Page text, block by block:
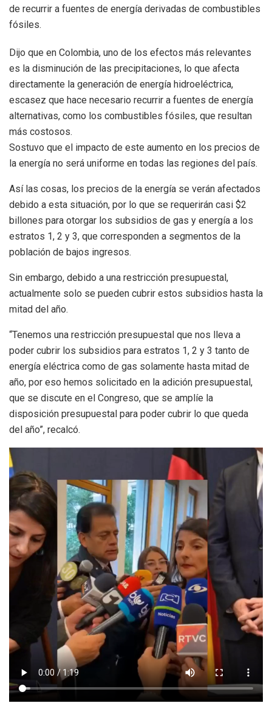
de recurrir a fuentes de energía derivadas de combustibles
fósiles.
Dijo que en Colombia, uno de los efectos más relevantes
es la disminución de las precipitaciones, lo que afecta
directamente la generación de energía hidroeléctrica,
escasez que hace necesario recurrir a fuentes de energía
alternativas, como los combustibles fósiles, que resultan
más costosos.
Sostuvo que el impacto de este aumento en los precios de
la energía no será uniforme en todas las regiones del país.
Así las cosas, los precios de la energía se verán afectados
debido a esta situación, por lo que se requerirán casi $2
billones para otorgar los subsidios de gas y energía a los
estratos 1, 2 y 3, que corresponden a segmentos de la
población de bajos ingresos.
Sin embargo, debido a una restricción presupuestal,
actualmente solo se pueden cubrir estos subsidios hasta la
mitad del año.
“Tenemos una restricción presupuestal que nos lleva a
poder cubrir los subsidios para estratos 1, 2 y 3 tanto de
energía eléctrica como de gas solamente hasta mitad de
año, por eso hemos solicitado en la adición presupuestal,
que se discute en el Congreso, que se amplíe la
disposición presupuestal para poder cubrir lo que queda
del año”, recalcó.